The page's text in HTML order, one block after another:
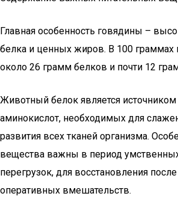
Главная особенность говядины –
белка и ценных жиров. В 100 граммах
около 26 грамм белков и почти 12
Животный белок является
аминокислот, необходимых для
развития всех тканей организма.
вещества важны в период
перегрузок, для восстановления
оперативных вмешательств.